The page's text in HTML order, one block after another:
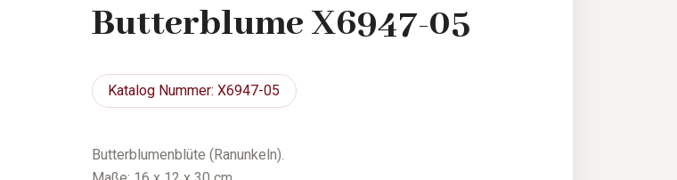
Butterblume X6947-05
Katalog Nummer: X6947-05
Butterblumenblüte (Ranunkeln).